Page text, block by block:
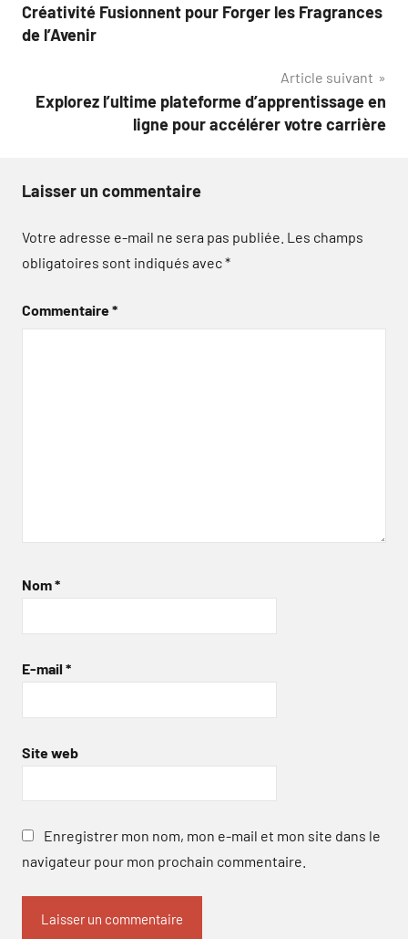
l’article
Créativité Fusionnent pour Forger les Fragrances
de l’Avenir
Article suivant
Explorez l’ultime plateforme d’apprentissage en
ligne pour accélérer votre carrière
Laisser un commentaire
Votre adresse e-mail ne sera pas publiée. Les champs
obligatoires sont indiqués avec*
Commentaire*
Nom*
E-mail *
Site web
Enregistrer mon nom, mon e-mail et mon site dans le
navigateur pour mon prochain commentaire.